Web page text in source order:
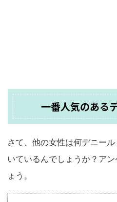
一番人気のある
さて、他の女性は何デニー
いているんでしょうか？ア
ょう。